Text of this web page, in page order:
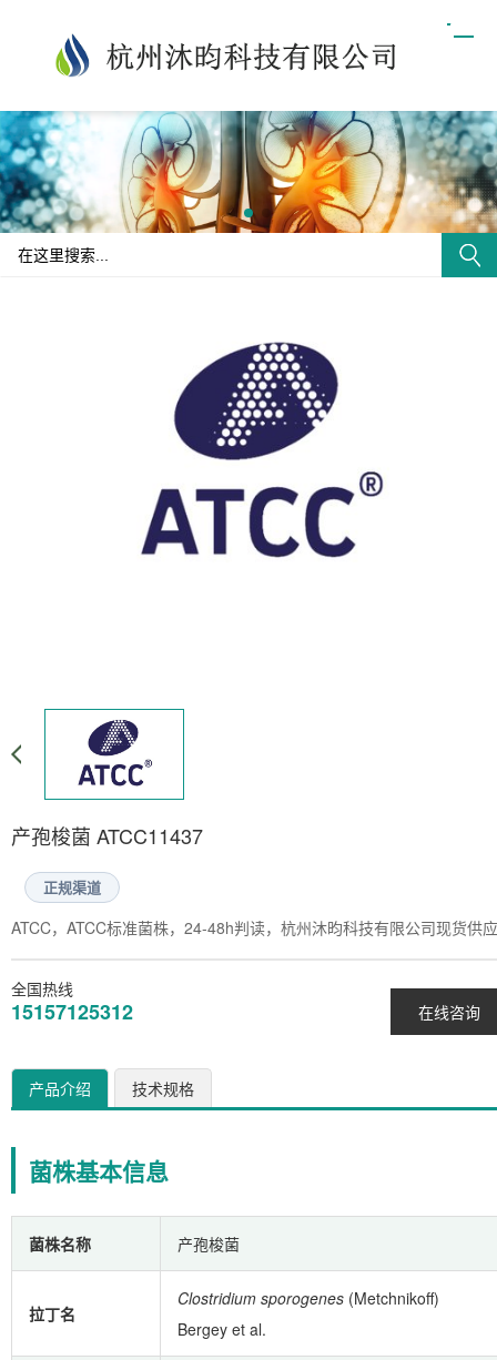
产孢梭菌 ATCC11437
正规渠道
ATCC，ATCC标准菌株，24-48h判读，杭州沐昀科技有限公司现货供应
在线咨询
全国热线
15157125312
产品介绍 技术规格
菌株基本信息
菌株名称 产孢梭菌
拉丁名
Clostridium sporogenes (Metchnikoff)
Bergey et al.